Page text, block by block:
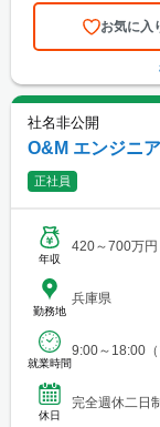
お気に入
社名非公開
O&M エンジニア
正社員
年収
420～700万円
勤務地
兵庫県
就業時間
9:00～18:00（
休日
完全週休二日